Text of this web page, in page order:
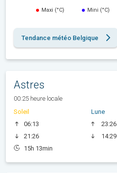
Maxi (°C) Mini (°C)
Tendance météo Belgique
Astres
00:25 heure locale
Soleil
06:13
21:26
15h 13min
Lune
23:26
14:29